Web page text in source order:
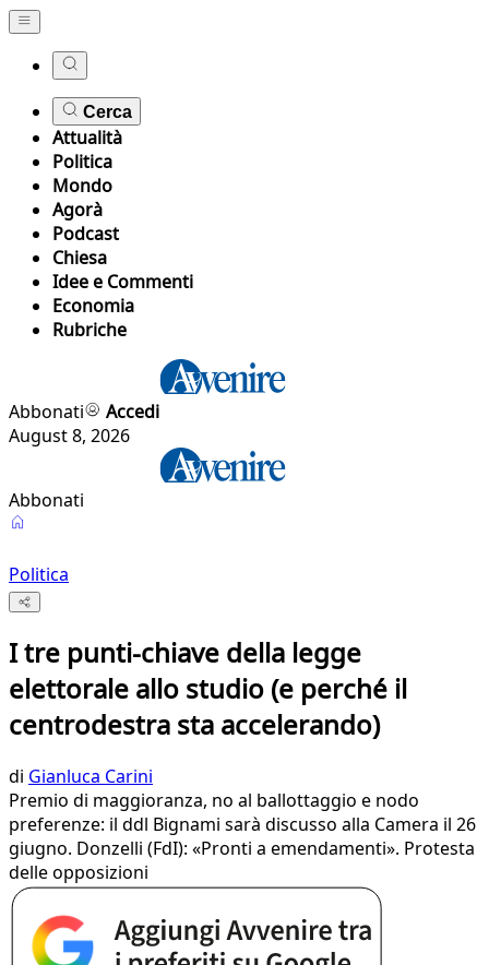
Cerca
Attualità
Politica
Mondo
Agorà
Podcast
Chiesa
Idee e Commenti
Economia
Rubriche
Abbonati
Accedi
August 8, 2026
Abbonati
Politica
I tre punti-chiave della legge
elettorale allo studio (e perché il
centrodestra sta accelerando)
di Gianluca Carini
Premio di maggioranza, no al ballottaggio e nodo
preferenze: il ddl Bignami sarà discusso alla Camera il 26
giugno. Donzelli (FdI): «Pronti a emendamenti». Protesta
delle opposizioni